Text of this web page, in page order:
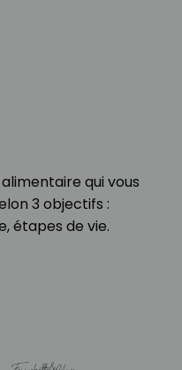
qui vous
3 objectifs :
étapes de vie.